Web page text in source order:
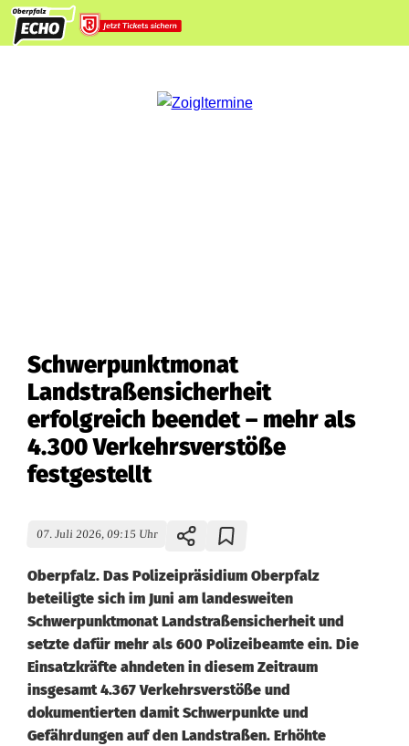
Schwerpunktmonat
Landstraßensicherheit
erfolgreich beendet – mehr als
4.300 Verkehrsverstöße
festgestellt
07. Juli 2026, 09:15 Uhr
Oberpfalz. Das Polizeipräsidium Oberpfalz
beteiligte sich im Juni am landesweiten
Schwerpunktmonat Landstraßensicherheit und
setzte dafür mehr als 600 Polizeibeamte ein. Die
Einsatzkräfte ahndeten in diesem Zeitraum
insgesamt 4.367 Verkehrsverstöße und
dokumentierten damit Schwerpunkte und
Gefährdungen auf den Landstraßen. Erhöhte